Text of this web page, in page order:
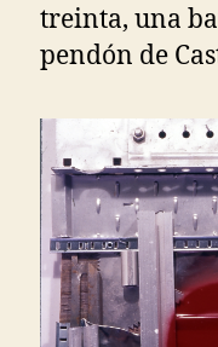
treinta, una
pendón de